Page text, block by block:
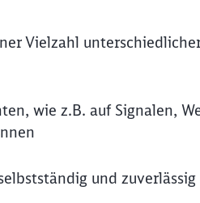
Vielzahl
wie z.B. auf Signalen,
und zuverlässig